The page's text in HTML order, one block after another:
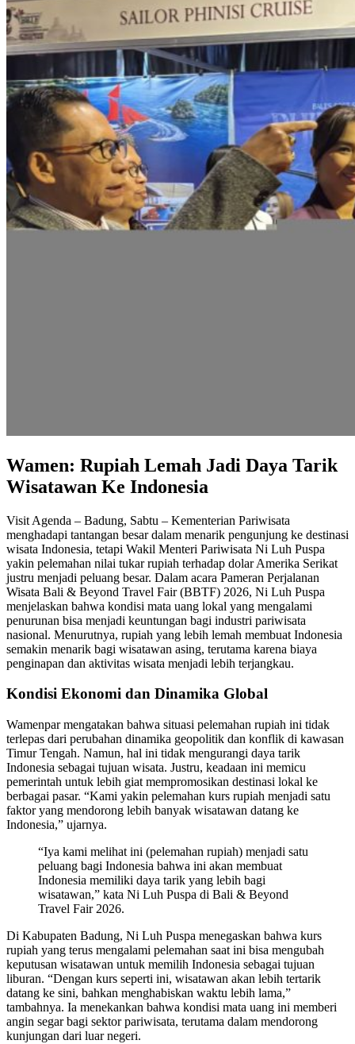
Wamen: Rupiah Lemah Jadi Daya Tarik
Wisatawan Ke Indonesia
Visit Agenda – Badung, Sabtu – Kementerian Pariwisata
menghadapi tantangan besar dalam menarik pengunjung ke destinasi
wisata Indonesia, tetapi Wakil Menteri Pariwisata Ni Luh Puspa
yakin pelemahan nilai tukar rupiah terhadap dolar Amerika Serikat
justru menjadi peluang besar. Dalam acara Pameran Perjalanan
Wisata Bali & Beyond Travel Fair (BBTF) 2026, Ni Luh Puspa
menjelaskan bahwa kondisi mata uang lokal yang mengalami
penurunan bisa menjadi keuntungan bagi industri pariwisata
nasional. Menurutnya, rupiah yang lebih lemah membuat Indonesia
semakin menarik bagi wisatawan asing, terutama karena biaya
penginapan dan aktivitas wisata menjadi lebih terjangkau.
Kondisi Ekonomi dan Dinamika Global
Wamenpar mengatakan bahwa situasi pelemahan rupiah ini tidak
terlepas dari perubahan dinamika geopolitik dan konflik di kawasan
Timur Tengah. Namun, hal ini tidak mengurangi daya tarik
Indonesia sebagai tujuan wisata. Justru, keadaan ini memicu
pemerintah untuk lebih giat mempromosikan destinasi lokal ke
berbagai pasar. “Kami yakin pelemahan kurs rupiah menjadi satu
faktor yang mendorong lebih banyak wisatawan datang ke
Indonesia,” ujarnya.
“Iya kami melihat ini (pelemahan rupiah) menjadi satu
peluang bagi Indonesia bahwa ini akan membuat
Indonesia memiliki daya tarik yang lebih bagi
wisatawan,” kata Ni Luh Puspa di Bali & Beyond
Travel Fair 2026.
Di Kabupaten Badung, Ni Luh Puspa menegaskan bahwa kurs
rupiah yang terus mengalami pelemahan saat ini bisa mengubah
keputusan wisatawan untuk memilih Indonesia sebagai tujuan
liburan. “Dengan kurs seperti ini, wisatawan akan lebih tertarik
datang ke sini, bahkan menghabiskan waktu lebih lama,”
tambahnya. Ia menekankan bahwa kondisi mata uang ini memberi
angin segar bagi sektor pariwisata, terutama dalam mendorong
kunjungan dari luar negeri.